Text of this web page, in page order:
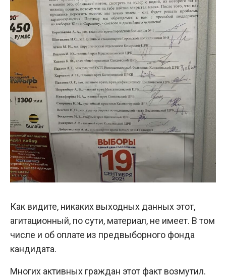
Как видите, никаких выходных данных этот,
агитационный, по сути, материал, не имеет. В том
числе и об оплате из предвыборного фонда
кандидата.
Многих активных граждан этот факт возмутил.